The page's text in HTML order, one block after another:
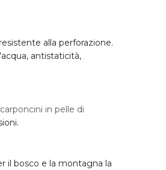
alla perforazione.
antistaticità,
in pelle di
il bosco e la montagna la